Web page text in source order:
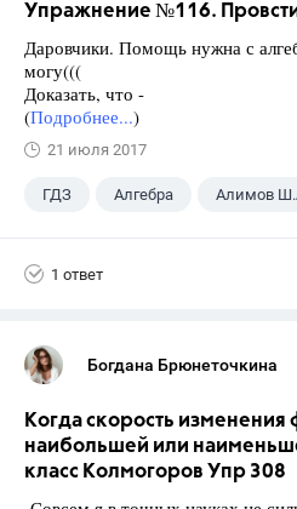
Упражнение №116. Провсти
Даровчики. Помощь нужна с
могу(((
Доказать, что -
(Подробнее...)
21 июля 2017
ГДЗ Алгебра Алимов
1 ответ
Богдана Брюнеточкина
Когда скорость
наибольшей или
класс Колмогоров Упр 308